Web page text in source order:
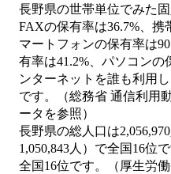
長野県の世帯単位でみた固
FAXの保有率は36.7%、携
マートフォンの保有率は
有率は41.2%、パソコンの
ンターネットを誰も利用
です。（総務省 通信利用
ータを参照）
長野県の総人口は
1,050,843人）で全国16位
全国16位です。（厚生労